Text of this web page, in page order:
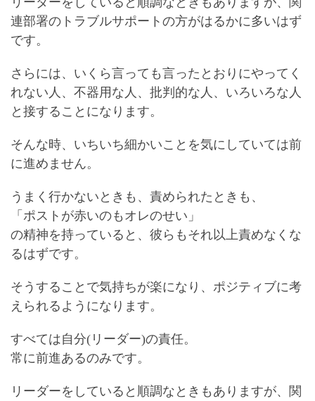
連部署のトラブルサポートの方がはるかに多いはず
です。
さらには、いくら言っても言ったとおりにやってく
れない人、不器用な人、批判的な人、いろいろな人
と接することになります。
そんな時、いちいち細かいことを気にしていては前
に進めません。
うまく行かないときも、責められたときも、
「ポストが赤いのもオレのせい」
の精神を持っていると、彼らもそれ以上責めなくな
るはずです。
そうすることで気持ちが楽になり、ポジティブに考
えられるようになります。
すべては自分(リーダー)の責任。
常に前進あるのみです。
リーダーをしていると順調なときもありますが、関